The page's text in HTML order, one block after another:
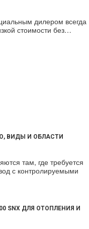
дилером всегда
стоимости без…
ВИДЫ И ОБЛАСТИ
там, где требуется
с контролируемыми
SNX ДЛЯ ОТОПЛЕНИЯ И